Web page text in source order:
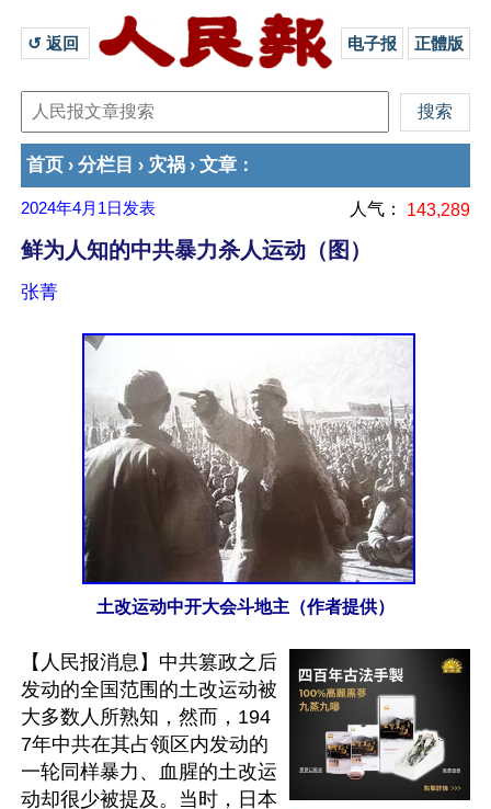
↺ 返回 电子报 正體版
首页 › 分栏目 › 灾祸 › 文章 ：
2024年4月1日 发表 人气： 143,289
鲜为人知的中共暴力杀人运动（图）
张菁
土改运动中开大会斗地主（作者提供）
【人民报消息】中共篡政之后
发动的全国范围的土改运动被
大多数人所熟知，然而，194
7年中共在其占领区内发动的
一轮同样暴力、血腥的土改运
动却很少被提及。当时，日本